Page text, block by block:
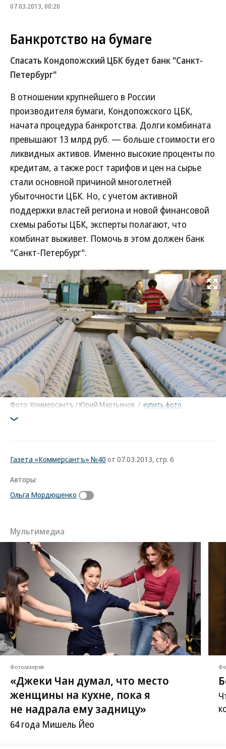
07.03.2013, 00:20
Банкротство на бумаге
Спасать Кондопожский ЦБК будет банк "Санкт-
Петербург"
В отношении крупнейшего в России
производителя бумаги, Кондопожского ЦБК,
начата процедура банкротства. Долги комбината
превышают 13 млрд руб. — больше стоимости его
ликвидных активов. Именно высокие проценты по
кредитам, а также рост тарифов и цен на сырье
стали основной причиной многолетней
убыточности ЦБК. Но, с учетом активной
поддержки властей региона и новой финансовой
схемы работы ЦБК, эксперты полагают, что
комбинат выживет. Помочь в этом должен банк
"Санкт-Петербург".
Развернуть
Фото: Коммерсантъ / Юрий Мартьянов / купить фото
Газета «Коммерсантъ» №40 от 07.03.2013, стр. 6
Авторы:
Ольга Мордюшенко
Мультимедиа
Фотогалерея
«Джеки Чан думал, что место
женщины на кухне, пока я
не надрала ему задницу»
64 года Мишель Йео